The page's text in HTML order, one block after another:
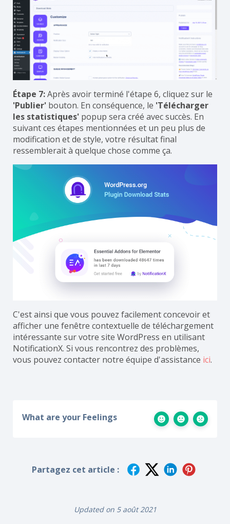
Étape 7:Après avoir terminé l'étape 6, cliquez sur le
'Publier' bouton. En conséquence, le 'Télécharger
les statistiques' popup sera créé avec succès. En
suivant ces étapes mentionnées et un peu plus de
modification et de style, votre résultat final
ressemblerait à quelque chose comme ça.
C'est ainsi que vous pouvez facilement concevoir et
afficher une fenêtre contextuelle de téléchargement
intéressante sur votre site WordPress en utilisant
NotificationX. Si vous rencontrez des problèmes,
vous pouvez contacter notre équipe d'assistance ici.
What are your Feelings
Partagez cet article :
Updated on 5 août 2021